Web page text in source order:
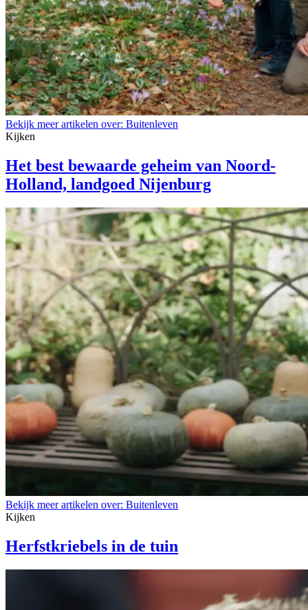
Bekijk meer artikelen over: Buitenleven
Kijken
Het best bewaarde geheim van Noord-
Holland, landgoed Nijenburg
Bekijk meer artikelen over: Buitenleven
Kijken
Herfstkriebels in de tuin